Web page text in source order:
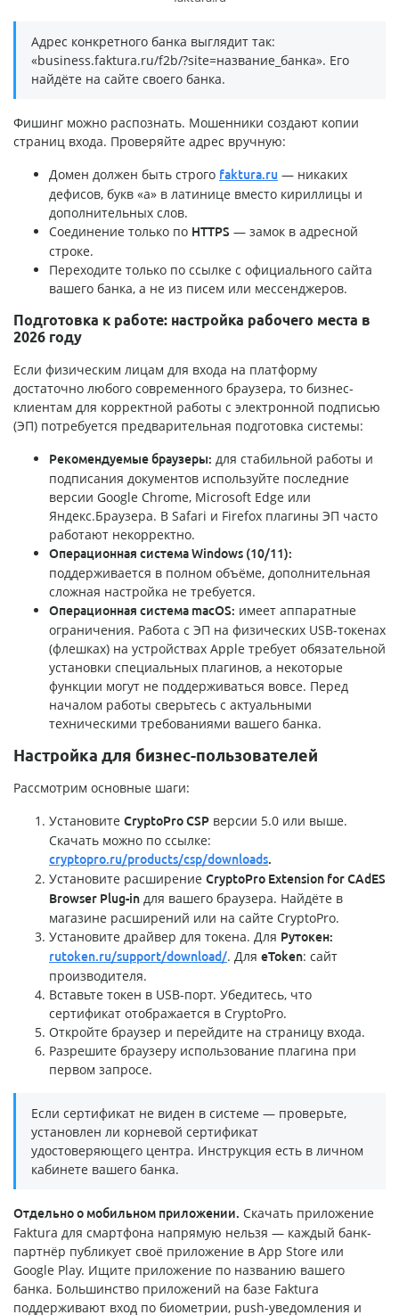
Адрес конкретного банка выглядит так:
«business.faktura.ru/f2b/?site=название_банка». Его
найдёте на сайте своего банка.
Фишинг можно распознать. Мошенники создают копии
страниц входа. Проверяйте адрес вручную:
Домен должен быть строго faktura.ru — никаких
дефисов, букв «а» в латинице вместо кириллицы и
дополнительных слов.
Соединение только по HTTPS — замок в адресной
строке.
Переходите только по ссылке с официального сайта
вашего банка, а не из писем или мессенджеров.
Подготовка к работе: настройка рабочего места в
2026 году
Если физическим лицам для входа на платформу
достаточно любого современного браузера, то бизнес-
клиентам для корректной работы с электронной подписью
(ЭП) потребуется предварительная подготовка системы:
Рекомендуемые браузеры: для стабильной работы и
подписания документов используйте последние
версии Google Chrome, Microsoft Edge или
Яндекс.Браузера. В Safari и Firefox плагины ЭП часто
работают некорректно.
Операционная система Windows (10/11):
поддерживается в полном объёме, дополнительная
сложная настройка не требуется.
Операционная система macOS: имеет аппаратные
ограничения. Работа с ЭП на физических USB-токенах
(флешках) на устройствах Apple требует обязательной
установки специальных плагинов, а некоторые
функции могут не поддерживаться вовсе. Перед
началом работы сверьтесь с актуальными
техническими требованиями вашего банка.
Настройка для бизнес-пользователей
Рассмотрим основные шаги:
Установите CryptoPro CSP версии 5.0 или выше.
Скачать можно по ссылке:
cryptopro.ru/products/csp/downloads.
Установите расширение CryptoPro Extension for CAdES
Browser Plug-in для вашего браузера. Найдёте в
магазине расширений или на сайте CryptoPro.
Установите драйвер для токена. Для Рутокен:
rutoken.ru/support/download/. Для eToken: сайт
производителя.
Вставьте токен в USB-порт. Убедитесь, что
сертификат отображается в CryptoPro.
Откройте браузер и перейдите на страницу входа.
Разрешите браузеру использование плагина при
первом запросе.
Если сертификат не виден в системе — проверьте,
установлен ли корневой сертификат
удостоверяющего центра. Инструкция есть в личном
кабинете вашего банка.
Отдельно о мобильном приложении. Скачать приложение
Faktura для смартфона напрямую нельзя — каждый банк-
партнёр публикует своё приложение в App Store или
Google Play. Ищите приложение по названию вашего
банка. Большинство приложений на базе Faktura
поддерживают вход по биометрии, push-уведомления и